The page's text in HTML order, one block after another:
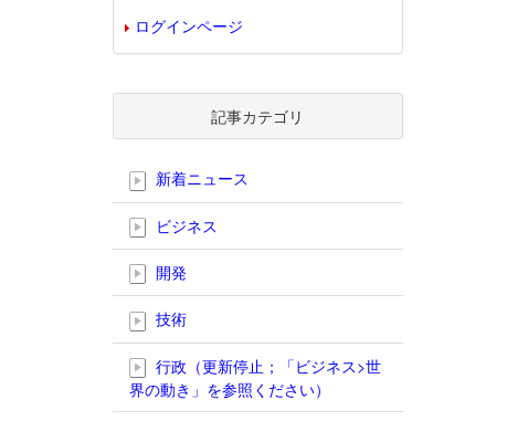
ログインページ
記事カテゴリ
新着ニュース
ビジネス
開発
技術
行政（更新停止；「ビジネス>世
界の動き」を参照ください）